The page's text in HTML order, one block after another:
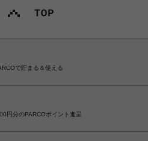
で貯まる＆使える
円分のPARCOポイント進呈